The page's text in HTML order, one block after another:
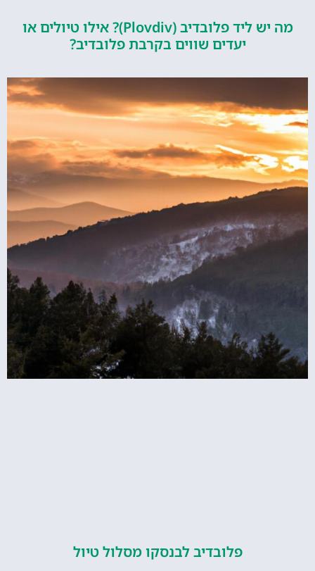
מה יש ליד פלובדיב (Plovdiv)? אילו טיולים או
יעדים שווים בקרבת פלובדיב?
פלובדיב לבנסקו מסלול טיול